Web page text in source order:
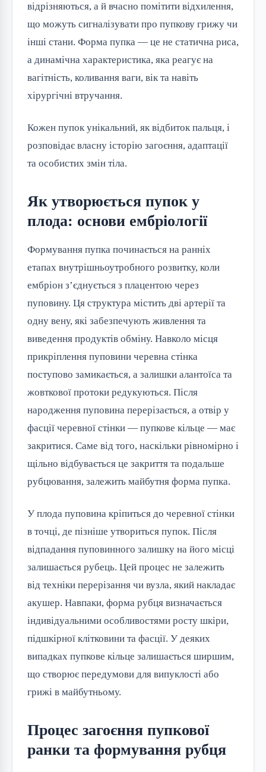
відрізняються, а й вчасно помітити відхилення,
що можуть сигналізувати про пупкову грижу чи
інші стани. Форма пупка — це не статична риса,
а динамічна характеристика, яка реагує на
вагітність, коливання ваги, вік та навіть
хірургічні втручання.
Кожен пупок унікальний, як відбиток пальця, і
розповідає власну історію загоєння, адаптації
та особистих змін тіла.
Як утворюється пупок у
плода: основи ембріології
Формування пупка починається на ранніх
етапах внутрішньоутробного розвитку, коли
ембріон з’єднується з плацентою через
пуповину. Ця структура містить дві артерії та
одну вену, які забезпечують живлення та
виведення продуктів обміну. Навколо місця
прикріплення пуповини черевна стінка
поступово замикається, а залишки алантоїса та
жовткової протоки редукуються. Після
народження пуповина перерізається, а отвір у
фасції черевної стінки — пупкове кільце — має
закритися. Саме від того, наскільки рівномірно і
щільно відбувається це закриття та подальше
рубцювання, залежить майбутня форма пупка.
У плода пуповина кріпиться до черевної стінки
в точці, де пізніше утвориться пупок. Після
відпадання пуповинного залишку на його місці
залишається рубець. Цей процес не залежить
від техніки перерізання чи вузла, який накладає
акушер. Навпаки, форма рубця визначається
індивідуальними особливостями росту шкіри,
підшкірної клітковини та фасції. У деяких
випадках пупкове кільце залишається ширшим,
що створює передумови для випуклості або
грижі в майбутньому.
Процес загоєння пупкової
ранки та формування рубця